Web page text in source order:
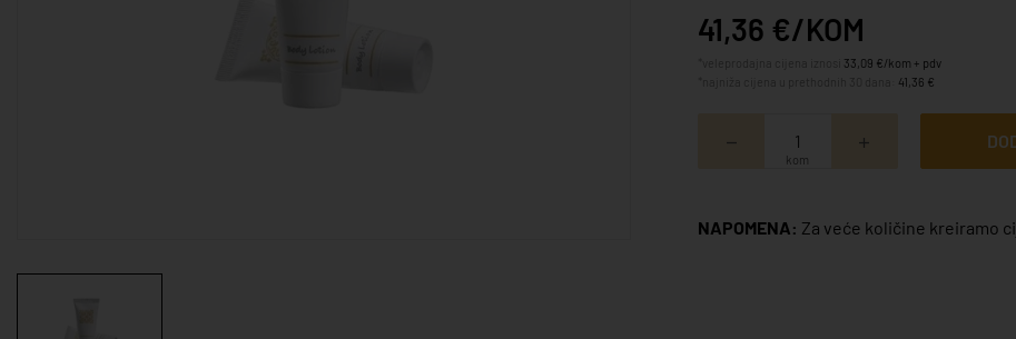
41,36 €/KOM
33,09 €/kom + pdv
41,36 €
kom
NAPOMENA: Za veće količine kreiramo